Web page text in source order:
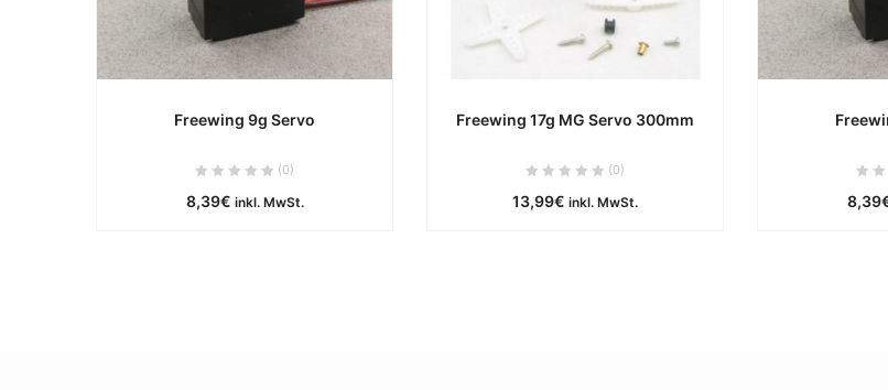
Freewing 9g Servo
(0)
8,39€ inkl. MwSt.
ca. 0 Werktage
IN DEN WARENKORB
Freewing 17g MG Servo 300mm
(0)
13,99€ inkl. MwSt.
ca. 0 Werktage
IN DEN WARENKORB 8,39
IN